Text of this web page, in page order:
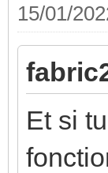
15/01/
Et si